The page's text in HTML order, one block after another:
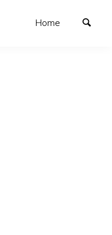
Home